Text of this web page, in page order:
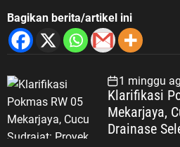
Bagikan berita/artikel ini
1 minggu
Klarifikasi
Mekarjaya,
Drainase